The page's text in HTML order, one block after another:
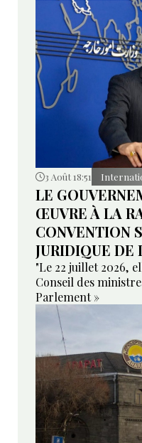
3 Août 18:51
LE
ŒUVRE À LA
CONVENTION
JURIDIQUE DE
"Le 22 juillet 2026,
Conseil des
Parlement »